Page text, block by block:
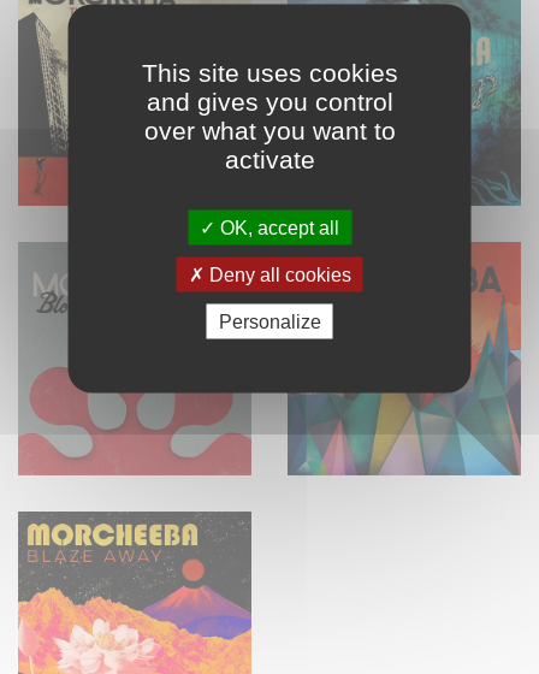
This site uses cookies
and gives you control
over what you want to
activate
OK, accept all
Deny all cookies
Personalize